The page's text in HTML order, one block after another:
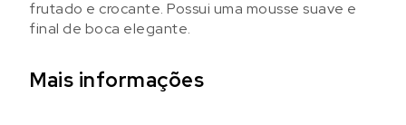
frutado e crocante. Possui uma mousse suave e
final de boca elegante.
Mais informações